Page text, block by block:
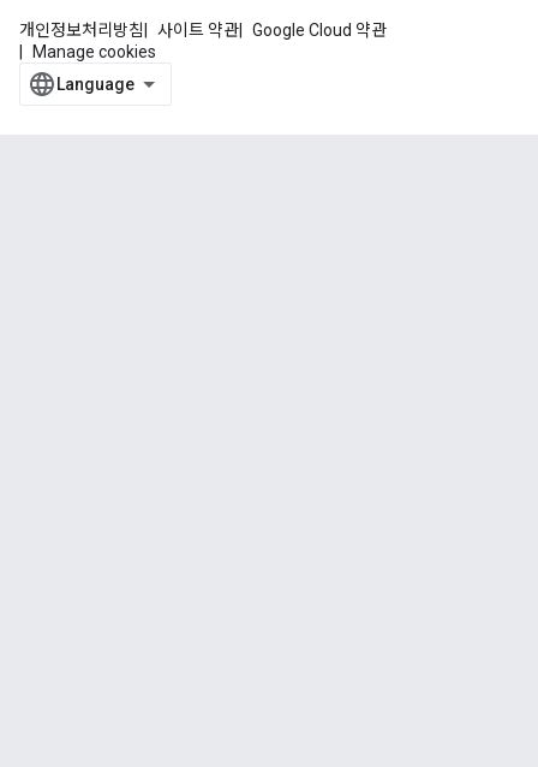
개인정보처리방침 사이트 약관
Google Cloud 약관
Manage cookies